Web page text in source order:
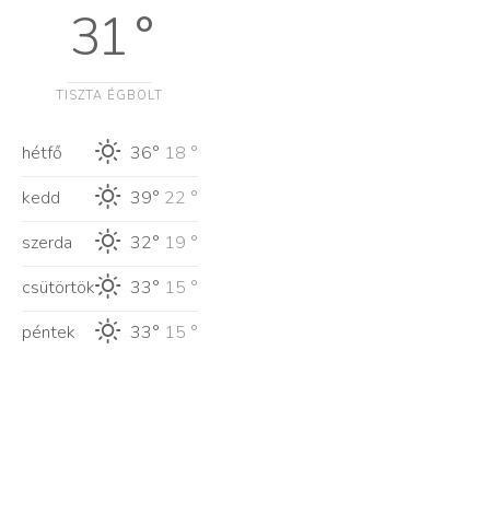
31 °
TISZTA ÉGBOLT
hétfő 36° 18 °
kedd
39° 22 °
szerda
32° 19 °
csütörtök
33° 15 °
péntek
33° 15 °